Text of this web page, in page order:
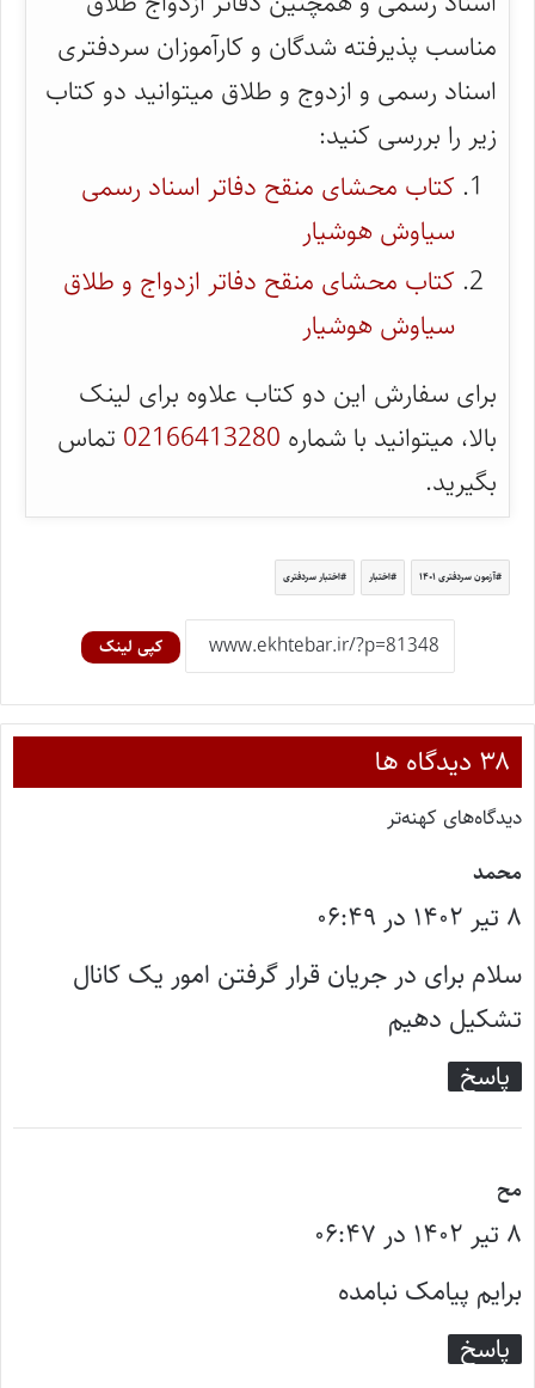
مناسب پذیرفته شدگان و کارآموزان سردفتری
اسناد رسمی و ازدوج و طلاق میتوانید دو کتاب
زیر را بررسی کنید:
کتاب محشای منقح دفاتر اسناد رسمی
سیاوش هوشیار
کتاب محشای منقح دفاتر ازدواج و طلاق
سیاوش هوشیار
برای سفارش این دو کتاب علاوه برای لینک
بالا، میتوانید با شماره 02166413280 تماس
بگیرید.
آزمون سردفتری ۱۴۰۱ اختبار اختبار سردفتری
کپی لینک
‫۳۸ دیدگاه ها
دیدگاه‌های کهنه‌تر
محمد
ف
ت
:
۸ تیر ۱۴۰۲ در ۰۶:۴۹
سلام برای در جریان قرار گرفتن امور یک کانال
تشکیل دهیم
پاسخ
مح
ف
ت
:
۸ تیر ۱۴۰۲ در ۰۶:۴۷
برایم پیامک نبامده
پاسخ